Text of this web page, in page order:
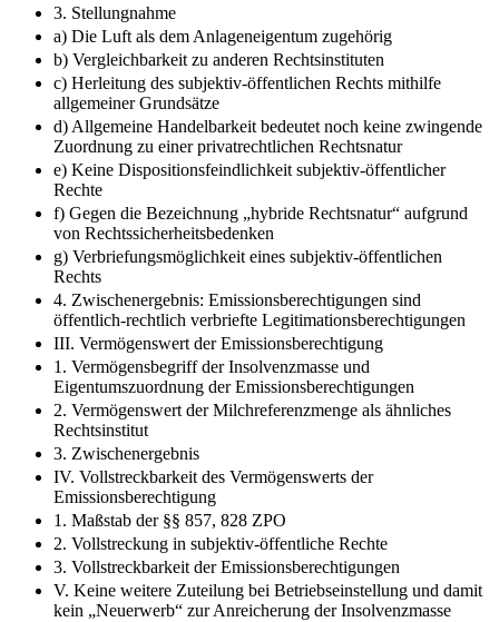
3. Stellungnahme
a) Die Luft als dem Anlageneigentum zugehörig
b) Vergleichbarkeit zu anderen Rechtsinstituten
c) Herleitung des subjektiv-öffentlichen Rechts mithilfe
allgemeiner Grundsätze
d) Allgemeine Handelbarkeit bedeutet noch keine zwingende
Zuordnung zu einer privatrechtlichen Rechtsnatur
e) Keine Dispositionsfeindlichkeit subjektiv-öffentlicher
Rechte
f) Gegen die Bezeichnung „hybride Rechtsnatur“ aufgrund
von Rechtssicherheitsbedenken
g) Verbriefungsmöglichkeit eines subjektiv-öffentlichen
Rechts
4. Zwischenergebnis: Emissionsberechtigungen sind
öffentlich-rechtlich verbriefte Legitimationsberechtigungen
III. Vermögenswert der Emissionsberechtigung
1. Vermögensbegriff der Insolvenzmasse und
Eigentumszuordnung der Emissionsberechtigungen
2. Vermögenswert der Milchreferenzmenge als ähnliches
Rechtsinstitut
3. Zwischenergebnis
IV. Vollstreckbarkeit des Vermögenswerts der
Emissionsberechtigung
1. Maßstab der §§ 857, 828 ZPO
2. Vollstreckung in subjektiv-öffentliche Rechte
3. Vollstreckbarkeit der Emissionsberechtigungen
V. Keine weitere Zuteilung bei Betriebseinstellung und damit
kein „Neuerwerb“ zur Anreicherung der Insolvenzmasse